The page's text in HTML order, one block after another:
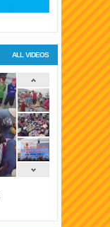
ALL VIDEOS